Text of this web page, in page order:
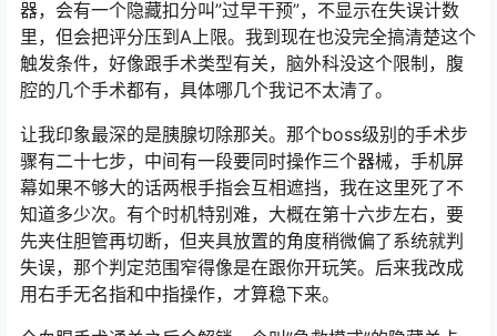
器，会有一个隐藏扣分叫”过早干预”，不显示在失误计数
里，但会把评分压到A上限。我到现在也没完全搞清楚这个
触发条件，好像跟手术类型有关，脑外科没这个限制，腹
腔的几个手术都有，具体哪几个我记不太清了。
让我印象最深的是胰腺切除那关。那个boss级别的手术步
骤有二十七步，中间有一段要同时操作三个器械，手机屏
幕如果不够大的话两根手指会互相遮挡，我在这里死了不
知道多少次。有个时机特别难，大概在第十六步左右，要
先夹住胆管再切断，但夹具放置的角度稍微偏了系统就判
失误，那个判定范围窄得像是在跟你开玩笑。后来我改成
用右手无名指和中指操作，才算稳下来。